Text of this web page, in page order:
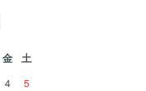
金
土
4
5